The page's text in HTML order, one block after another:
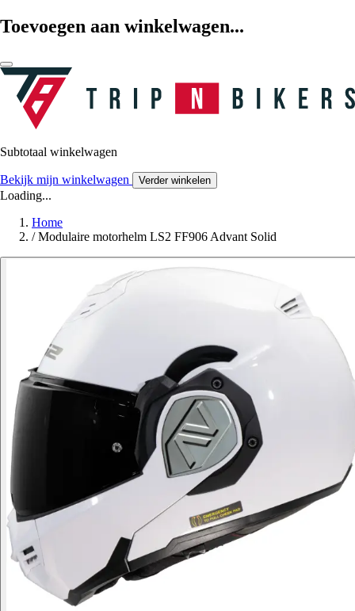
Toevoegen aan winkelwagen...
Subtotaal winkelwagen
Bekijk mijn winkelwagen Verder winkelen
Loading...
Home
/ Modulaire motorhelm LS2 FF906 Advant Solid